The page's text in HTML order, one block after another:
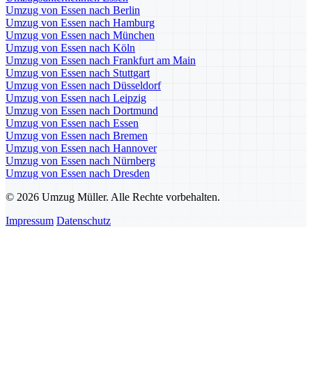
Umzug von Essen nach Berlin
Umzug von Essen nach Hamburg
Umzug von Essen nach München
Umzug von Essen nach Köln
Umzug von Essen nach Frankfurt am Main
Umzug von Essen nach Stuttgart
Umzug von Essen nach Düsseldorf
Umzug von Essen nach Leipzig
Umzug von Essen nach Dortmund
Umzug von Essen nach Essen
Umzug von Essen nach Bremen
Umzug von Essen nach Hannover
Umzug von Essen nach Nürnberg
Umzug von Essen nach Dresden
© 2026 Umzug Müller. Alle Rechte vorbehalten.
Impressum Datenschutz